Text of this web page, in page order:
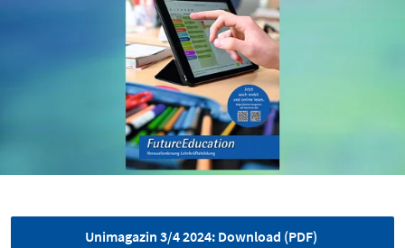
Unimagazin 3/4 2024: Download (PDF)